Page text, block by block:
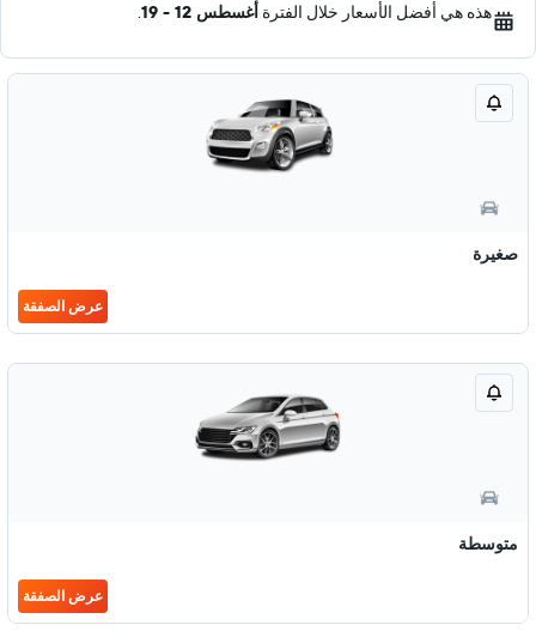
هذه هي أفضل الأسعار خلال الفترة أغسطس 12 - 19 .
صغيرة
عرض الصفقة
متوسطة
عرض الصفقة